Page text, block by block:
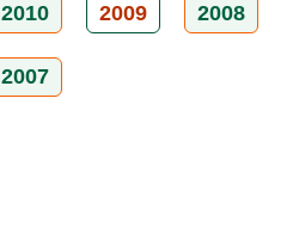
2010 2009 2008
2007